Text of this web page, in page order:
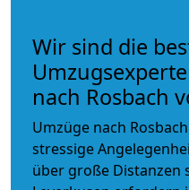
Wir sind die
nach Rosbach
Umzüge nach
stressige
über große Distanzen